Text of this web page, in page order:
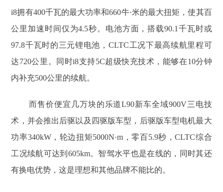
i8拥有400千瓦的最大功率和660牛·米的最大扭矩，使其百
公里加速时间仅为4.5秒。电池方面，搭载90.1千瓦时或
97.8千瓦时的三元锂电池，CLTC工况下最高续航里程可
达720公里。同时i8支持5C超级快充技术，能够在10分钟
内补充500公里的续航。
而售价便宜几万块的乐道L90新车全域900V三电技
术，并会推出后驱以及四驱版车型，后驱版车型电机最大
功率340kW，轮边扭矩5000N·m，零百5.9秒，CLTC综合
工况续航可达到605km。智驾水平也是在线的，同时其还
有换电优势，这是理想和其他品牌不能比的。